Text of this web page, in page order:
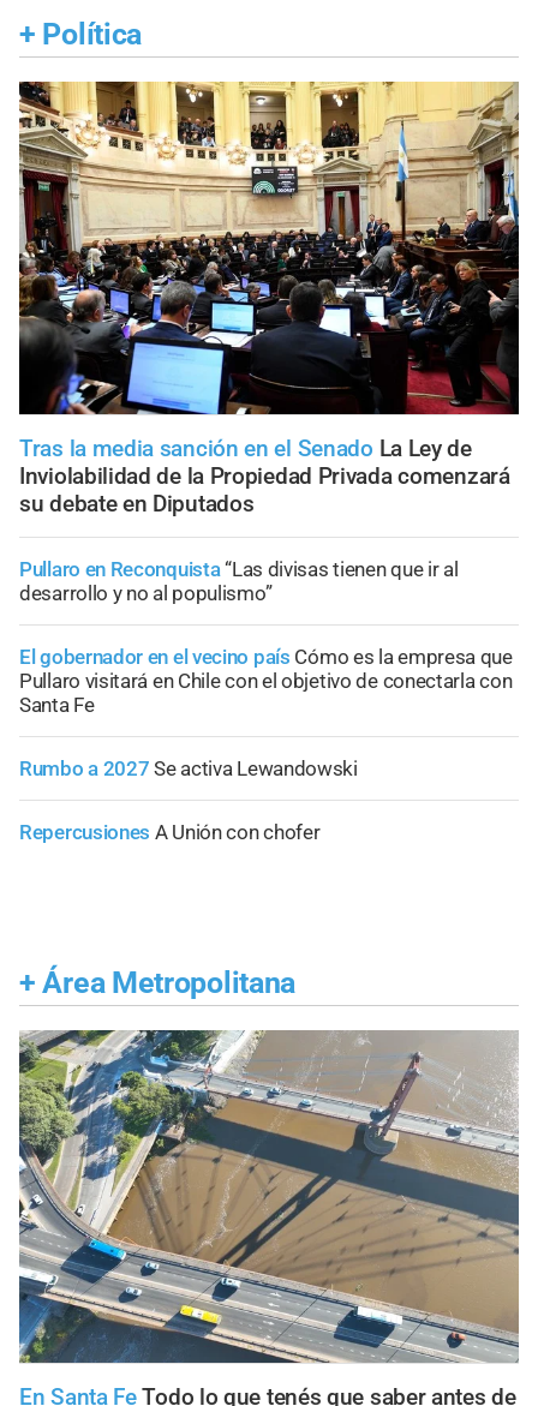
+ Política
Tras la media sanción en el Senado La Ley de
Inviolabilidad de la Propiedad Privada comenzará
su debate en Diputados
Pullaro en Reconquista“Las divisas tienen que ir al
desarrollo y no al populismo”
El gobernador en el vecino país Cómo es la empresa que
Pullaro visitará en Chile con el objetivo de conectarla con
Santa Fe
Rumbo a 2027 Se activa Lewandowski
Repercusiones A Unión con chofer
+ Área Metropolitana
En Santa FeTodo lo que tenés que saber antes de